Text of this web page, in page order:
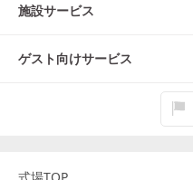
施設サービス
ゲスト向けサービス